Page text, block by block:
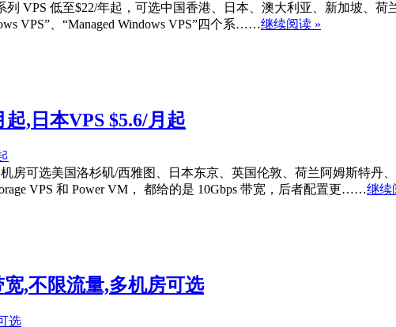
列 VPS 低至$22/年起，可选中国香港、日本、澳大利亚、新加坡、
VPS”、“Managed Windows VPS”四个系……继续阅读 »
,日本VPS $5.6/月起
房可选美国洛杉矶/西雅图、日本东京、英国伦敦、荷兰阿姆斯特丹
VPS 和 Power VM， 都给的是 10Gbps 带宽，后者配置更……继续
,不限流量,多机房可选